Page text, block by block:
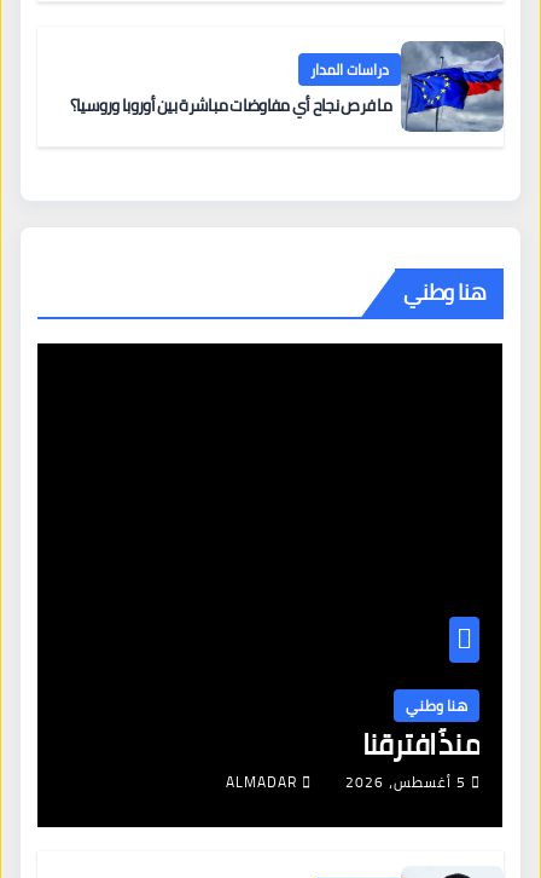
دراسات المدار
ما فرص نجاح أي مفاوضات مباشرة بين أوروبا وروسيا؟
هنا وطني
هنا وطني
منذُ افترقنا
5 أغسطس، 2026 ALMADAR